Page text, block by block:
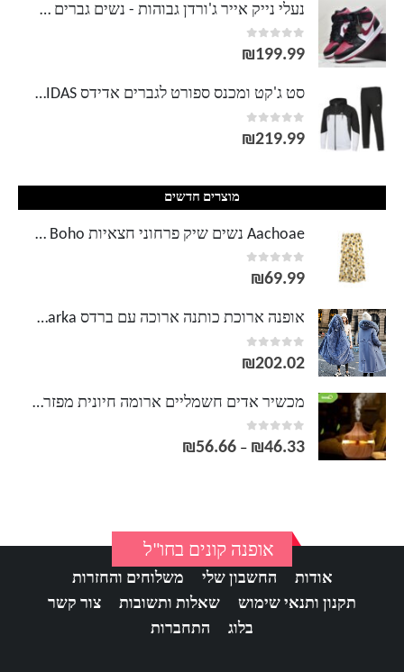
נעלי נייק אייר ג'ורדן גבוהות - נשים גברים NIKE AIR JORDAN
0
out of 5
₪199.99
סט ג'קט ומכנס ספורט לגברים אדידס ADIDAS
0
out of 5
₪219.99
מוצרים חדשים
Aachoae נשים שיק פרחוני חצאיות Boho צד פיצול ארוך Midi חצאית גבוהה כפתורי המותניים חצאית בציר Faldas Mujer Moda 2020
0
out of 5
₪69.99
אופנה ארוכת כותנה ארוכה עם ברדס Parka נשים דק עם צווארון פרווה מעיל מעיל חורף חם 2020 חדש
0
out of 5
₪202.02
מכשיר אדים חשמליים ארומה חיונית מפזר אולטרסאונד עץ גרגר אוויר מכשיר אדים USB יצרנית ערפל מיני LED אור עבור
0
out of 5
₪46.33
–
₪56.66
עד
אופנה קונים בחו"ל
אודות החשבון שלי
משלוחים והחזרות
תקנון ותנאי שימוש
שאלות ותשובות
צור קשר
בלוג
התחברות